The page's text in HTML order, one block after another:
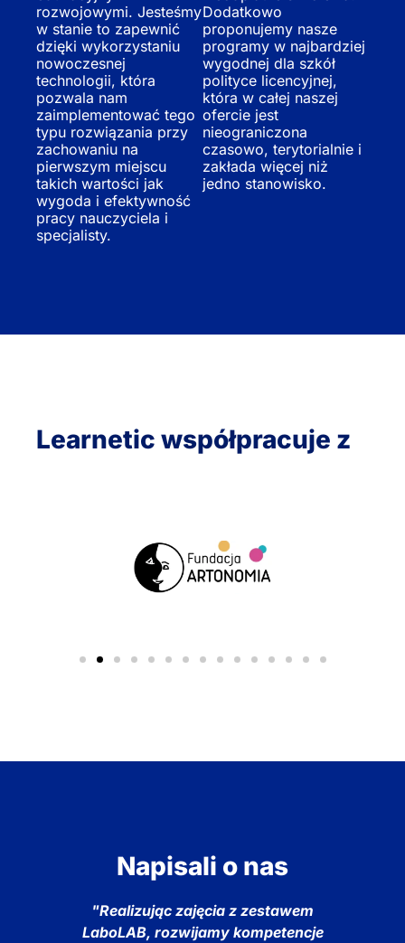
rozwojowymi. Jesteśmy
w stanie to zapewnić
dzięki wykorzystaniu
nowoczesnej
technologii, która
pozwala nam
zaimplementować tego
typu rozwiązania przy
zachowaniu na
pierwszym miejscu
takich wartości jak
wygoda i efektywność
pracy nauczyciela i
specjalisty.
Dodatkowo
proponujemy nasze
programy w najbardziej
wygodnej dla szkół
polityce licencyjnej,
która w całej naszej
ofercie jest
nieograniczona
czasowo, terytorialnie i
zakłada więcej niż
jedno stanowisko.
Learnetic współpracuje z
Napisali o nas
"Realizując zajęcia z zestawem
LaboLAB, rozwijamy kompetencje